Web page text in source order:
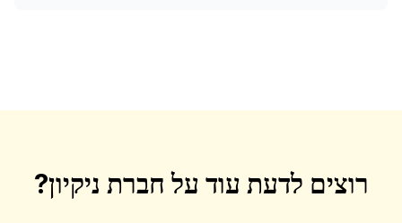
רוצים לדעת עוד על חברת ניקיון?